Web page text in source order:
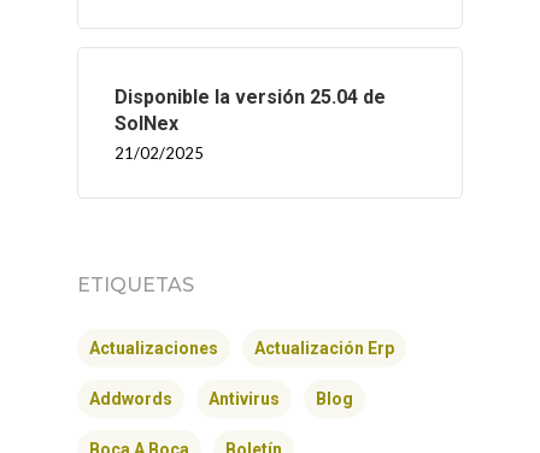
Disponible la versión 25.04 de
SolNex
21/02/2025
ETIQUETAS
Actualizaciones Actualización Erp
Addwords Antivirus Blog